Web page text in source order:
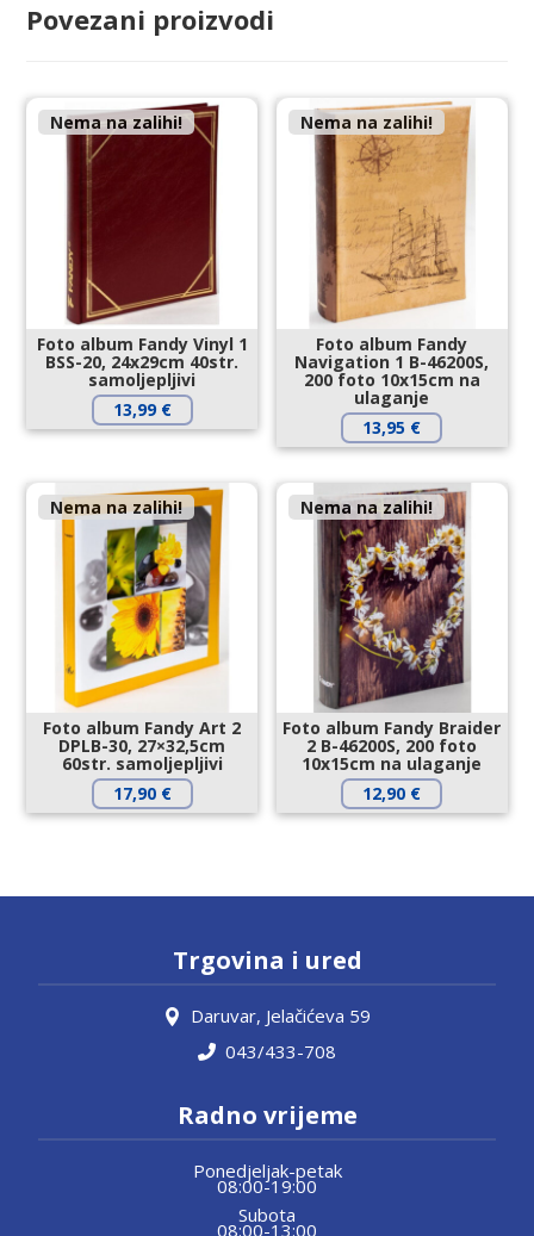
Povezani proizvodi
Nema na zalihi!
Foto album Fandy Vinyl 1
BSS-20, 24x29cm 40str.
samoljepljivi
13,99 €
Nema na zalihi!
Foto album Fandy
Navigation 1 B-46200S,
200 foto 10x15cm na
ulaganje
13,95 €
Nema na zalihi!
Foto album Fandy Art 2
DPLB-30, 27×32,5cm
60str. samoljepljivi
17,90 €
Nema na zalihi!
Foto album Fandy Braider
2 B-46200S, 200 foto
10x15cm na ulaganje
12,90 €
Trgovina i ured
Daruvar, Jelačićeva 59
043/433-708
Radno vrijeme
Ponedjeljak-petak
08:00-19:00
Subota
08:00-13:00